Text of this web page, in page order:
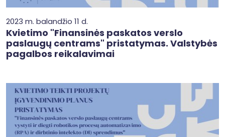
2023 m. balandžio 11 d.
Kvietimo "Finansinės paskatos verslo
paslaugų centrams" pristatymas. Valstybės
pagalbos reikalavimai